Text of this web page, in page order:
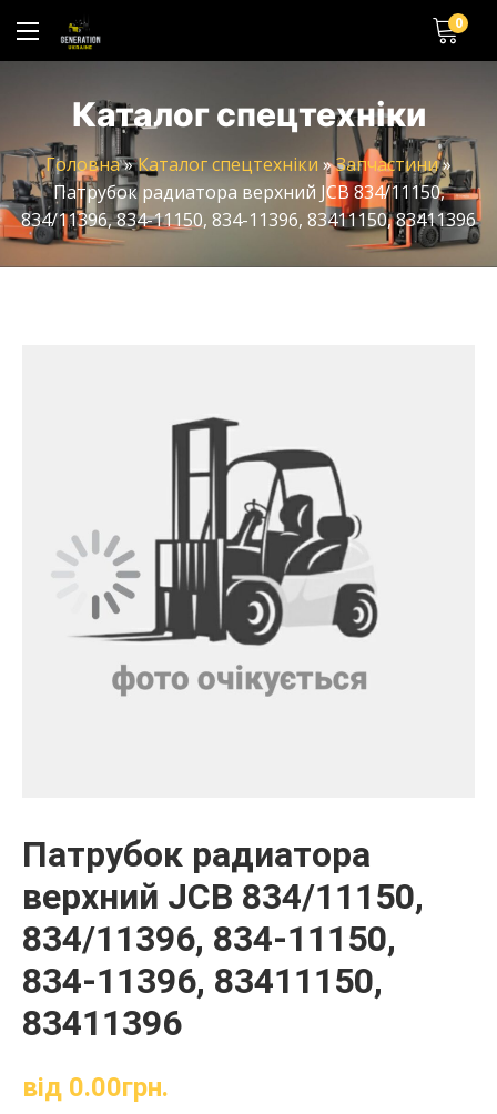
0
Каталог спецтехніки
Головна»Каталог спецтехніки »Запчастини»
Патрубок радиатора верхний JCB 834/11150,
834/11396, 834-11150, 834-11396, 83411150, 83411396
Патрубок радиатора
верхний JCB 834/11150,
834/11396, 834-11150,
834-11396, 83411150,
83411396
від 0.00грн.